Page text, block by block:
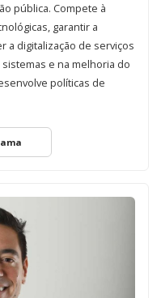
pública. Compete à
garantir a
a digitalização de serviços
e na melhoria do
políticas de